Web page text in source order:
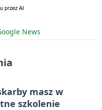
News
masz w
szkolenie